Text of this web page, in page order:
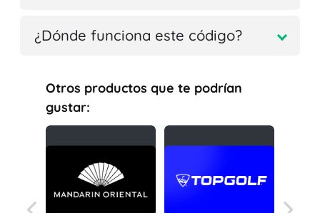
¿Dónde funciona este código?
Otros productos que te podrían
gustar: